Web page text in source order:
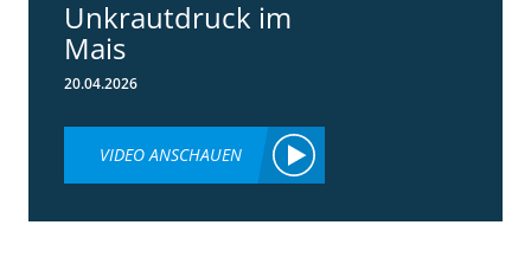
Unkrautdruck im
Mais
20.04.2026
VIDEO ANSCHAUEN